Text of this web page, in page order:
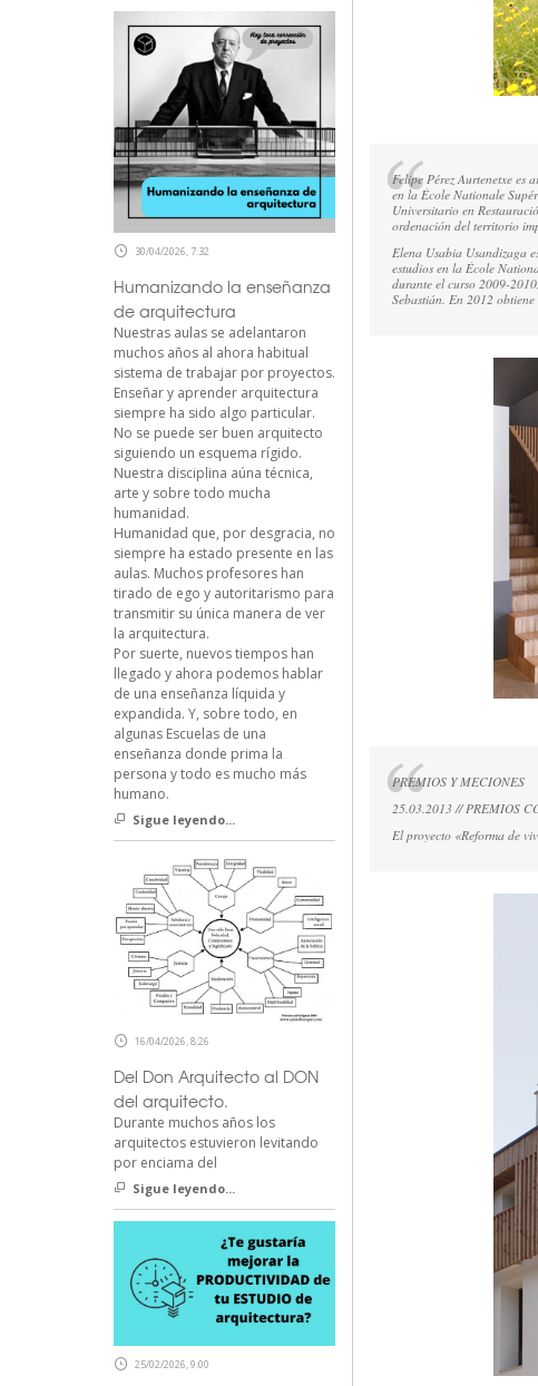
Felipe Pérez Aurtenetxees
en la École Nationale
Universitario en
ordenación del territorio
Elena Usabia Usandizaga
estudios en la École
durante el curso 2009-
Sebastián. En 2012
PREMIOS Y MECIONES
25.03.2013 // PREMIOS
El proyecto «Reforma de
30/04/2026, 7:32
Humanizando la enseñanza
de arquitectura
Nuestras aulas se adelantaron
muchos años al ahora habitual
sistema de trabajar por proyectos.
Enseñar y aprender arquitectura
siempre ha sido algo particular.
No se puede ser buen arquitecto
siguiendo un esquema rígido.
Nuestra disciplina aúna técnica,
arte y sobre todo mucha
humanidad.
Humanidad que, por desgracia, no
siempre ha estado presente en las
aulas. Muchos profesores han
tirado de ego y autoritarismo para
transmitir su única manera de ver
la arquitectura.
Por suerte, nuevos tiempos han
llegado y ahora podemos hablar
de una enseñanza líquida y
expandida. Y, sobre todo, en
algunas Escuelas de una
enseñanza donde prima la
persona y todo es mucho más
humano.
Sigue leyendo...
16/04/2026, 8:26
Del Don Arquitecto al DON
del arquitecto.
Durante muchos años los
arquitectos estuvieron levitando
por enciama del
Sigue leyendo...
25/02/2026, 9:00